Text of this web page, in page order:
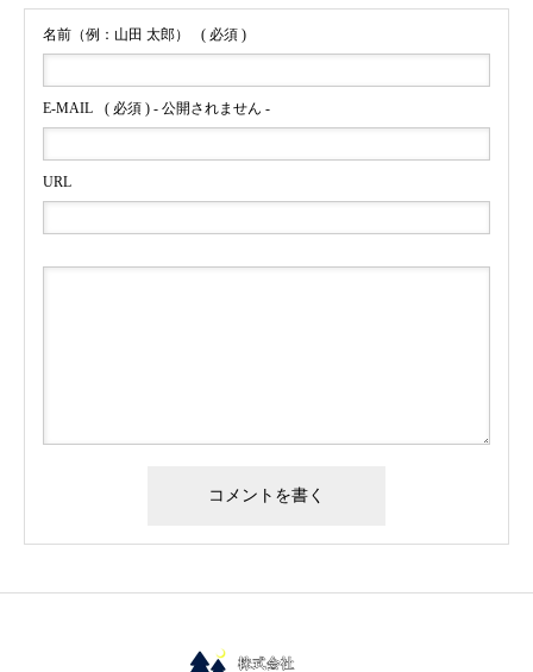
名前（例：山田 太郎） ( 必須 )
E-MAIL ( 必須 ) - 公開されません -
URL